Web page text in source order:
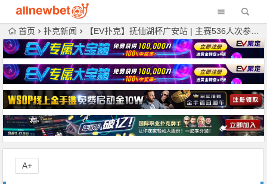
首页 扑克新闻 【EV扑克】抚仙湖杯广安站 | 主赛536人次参赛128人晋级，李良平/黄浩宇分别领跑C/D组
A+